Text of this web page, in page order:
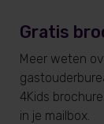
Gratis
Meer weten
4Kids
in je mailbox.